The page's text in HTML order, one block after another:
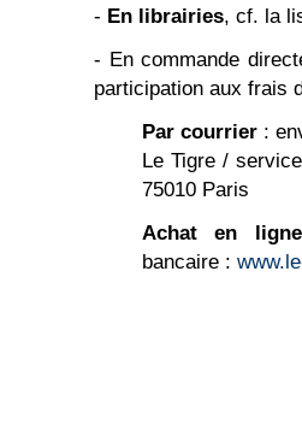
- En librairies, cf. la
- En commande
participation aux frais
Par courrier :
Le Tigre /
75010 Paris
Achat en ligne
bancaire :